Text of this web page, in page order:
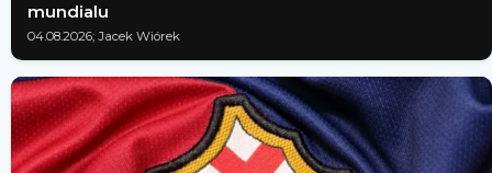
mundialu
04.08.2026; Jacek Wiórek